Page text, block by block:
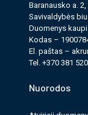
Baranausko a.
Savi­valdy­bės
Duomenys
Kodas –
El. paš­tas –
Tel. +370 381
Nuorodos